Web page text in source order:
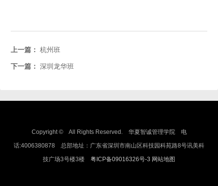
上一篇：杭州班
下一篇：深圳龙华班
Copyright © All Rights Reserved. 华夏智诚管理学院 电
话:4006380878 总部地址：广东省深圳市南山区科技园科苑路8号讯美科
技广场3号楼3楼 粤ICP备09016326号-3 网站地图